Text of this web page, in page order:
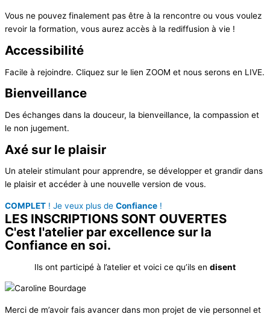
Vous ne pouvez finalement pas être à la rencontre ou vous voulez
revoir la formation, vous aurez accès à la rediffusion à vie !
Accessibilité
Facile à rejoindre. Cliquez sur le lien ZOOM et nous serons en LIVE.
Bienveillance
Des échanges dans la douceur, la bienveillance, la compassion et
le non jugement.
Axé sur le plaisir
Un ateleir stimulant pour apprendre, se développer et grandir dans
le plaisir et accéder à une nouvelle version de vous.
COMPLET ! Je veux plus de Confiance !
LES INSCRIPTIONS SONT OUVERTES
C'est l'atelier par excellence sur la
Confiance en soi.
Ils ont participé à l’atelier et voici ce qu’ils en disent
Merci de m’avoir fais avancer dans mon projet de vie personnel et